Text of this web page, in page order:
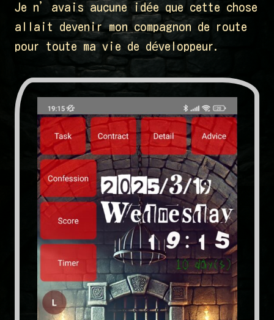
Je n’avais aucune idée que cette chose
allait devenir mon compagnon de route
pour toute ma vie de développeur.